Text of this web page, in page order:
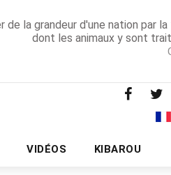
de la grandeur d'une nation par
dont les animaux y sont
VIDÉOS KIBAROU